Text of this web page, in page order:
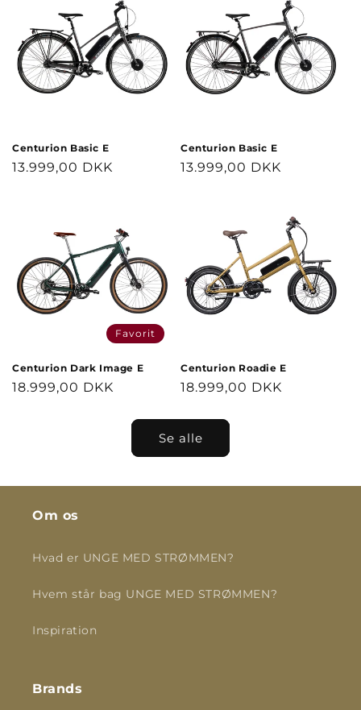
Centurion Basic E
Normalpris
13.999,00 DKK
Centurion Basic E
Normalpris
13.999,00 DKK
Favorit
Centurion Dark Image E
Normalpris
18.999,00 DKK
Centurion Roadie E
Normalpris
18.999,00 DKK
Se alle
Om os
Hvad er UNGE MED STRØMMEN?
Hvem står bag UNGE MED STRØMMEN?
Inspiration
Brands